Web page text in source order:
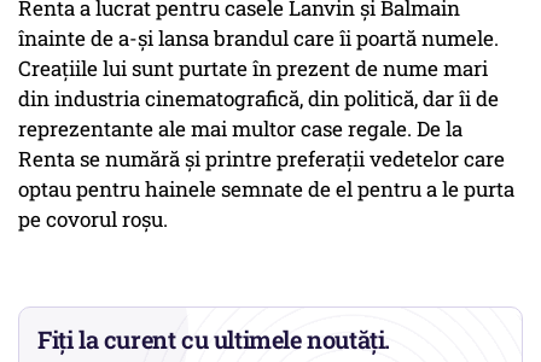
Renta a lucrat pentru casele Lanvin și Balmain
înainte de a-și lansa brandul care îi poartă numele.
Creațiile lui sunt purtate în prezent de nume mari
din industria cinematografică, din politică, dar îi de
reprezentante ale mai multor case regale. De la
Renta se numără și printre preferații vedetelor care
optau pentru hainele semnate de el pentru a le purta
pe covorul roșu.
Fiți la curent cu ultimele noutăți.